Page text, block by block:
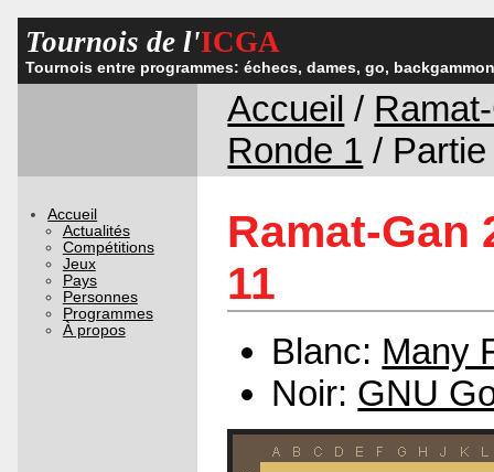
Tournois de l'ICGA
Tournois entre programmes: échecs, dames, go,
Accueil /
Ronde 1 / Partie
Accueil
Actualités
Compétitions
Jeux
Pays
Personnes
Programmes
À propos
Ramat-Gan
11
Blanc: Many
Noir: GNU